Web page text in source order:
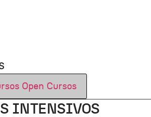
Open Cursos
INTENSIVOS